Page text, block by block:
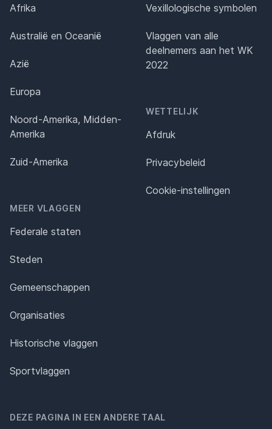
Afrika
Australië en Oceanië
Azië
Europa
Noord-Amerika, Midden-
Amerika
Zuid-Amerika
MEER VLAGGEN
Federale staten
Steden
Gemeenschappen
Organisaties
Historische vlaggen
Sportvlaggen
Vexillologische symbolen
Vlaggen van alle
deelnemers aan het WK
2022
WETTELIJK
Afdruk
Privacybeleid
Cookie-instellingen
DEZE PAGINA IN EEN ANDERE TAAL